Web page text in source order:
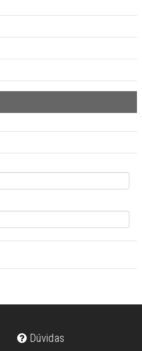
Dúvidas